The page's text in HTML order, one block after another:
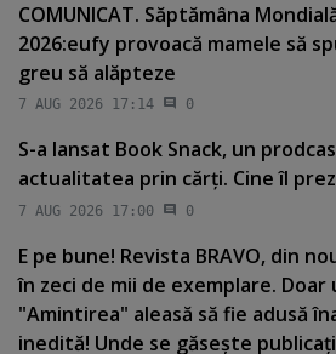
COMUNICAT. Săptămâna
2026:eufy provoacă mamele să
greu să alăpteze
7 AUG 2026 17:14 0
S-a lansat Book Snack, un
actualitatea prin cărţi. Cine îl
7 AUG 2026 17:00 0
E pe bune! Revista BRAVO, din
în zeci de mii de exemplare. Doar
"Amintirea" aleasă să fie adusă
inedită! Unde se găseşte publicaţia